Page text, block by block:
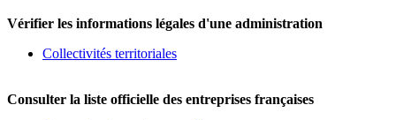
Vérifier les informations légales d'une administration
Collectivités territoriales
Consulter la liste officielle des entreprises françaises